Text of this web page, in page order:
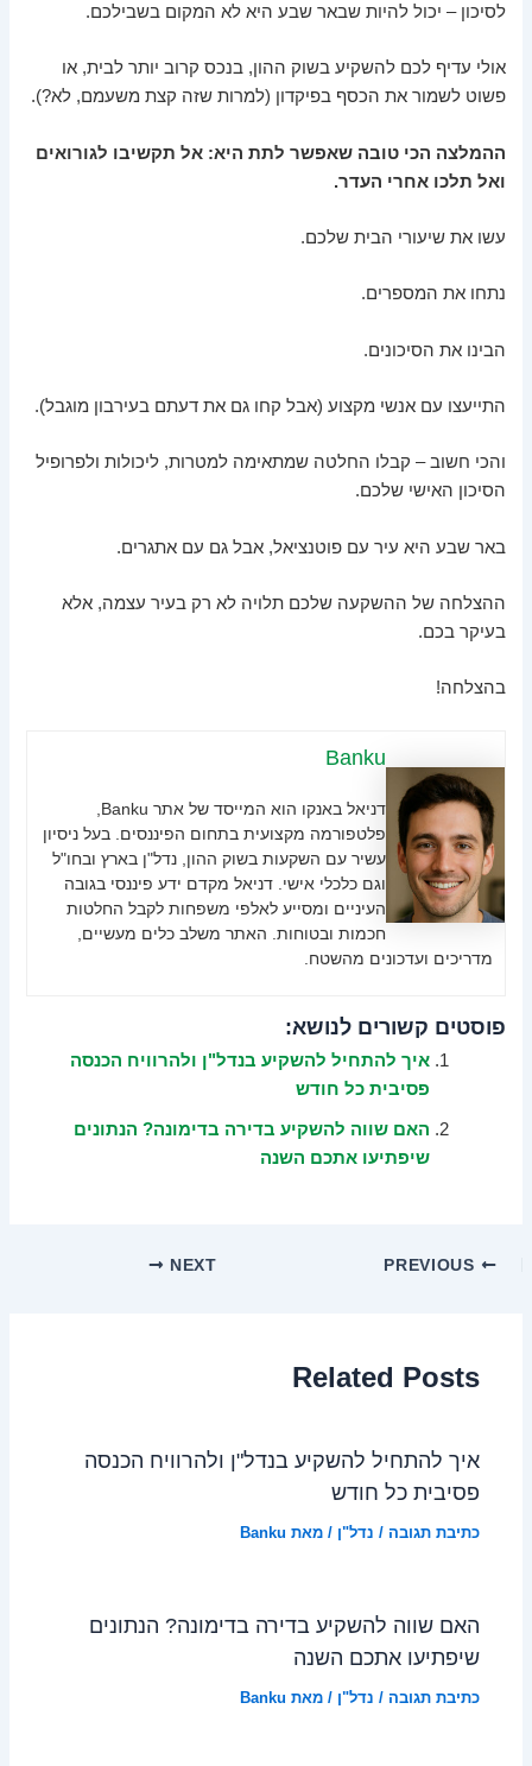
לסיכון – יכול להיות שבאר שבע היא לא המקום בשבילכם.
אולי עדיף לכם להשקיע בשוק ההון, בנכס קרוב יותר לבית, או
פשוט לשמור את הכסף בפיקדון (למרות שזה קצת משעמם, לא?).
ההמלצה הכי טובה שאפשר לתת היא: אל תקשיבו לגורואים
ואל תלכו אחרי העדר.
עשו את שיעורי הבית שלכם.
נתחו את המספרים.
הבינו את הסיכונים.
התייעצו עם אנשי מקצוע (אבל קחו גם את דעתם בעירבון מוגבל).
והכי חשוב – קבלו החלטה שמתאימה למטרות, ליכולות ולפרופיל
הסיכון האישי שלכם.
באר שבע היא עיר עם פוטנציאל, אבל גם עם אתגרים.
ההצלחה של ההשקעה שלכם תלויה לא רק בעיר עצמה, אלא
בעיקר בכם.
בהצלחה!
Banku
פלטפורמה מקצועית בתחום הפיננסים. בעל ניסיון
עשיר עם השקעות בשוק ההון, נדל"ן בארץ ובחו"ל
וגם כלכלי אישי. דניאל מקדם ידע פיננסי בגובה
העיניים ומסייע לאלפי משפחות לקבל החלטות
חכמות ובטוחות. האתר משלב כלים מעשיים,
מדריכים ועדכונים מהשטח.
פוסטים קשורים לנושא:
איך להתחיל להשקיע בנדל"ן ולהרוויח הכנסה
פסיבית כל חודש
האם שווה להשקיע בדירה בדימונה? הנתונים
שיפתיעו אתכם השנה
NEXT
Related Posts
איך להתחיל להשקיע בנדל"ן ולהרוויח הכנסה
פסיבית כל חודש
כתיבת תגובה / נדל"ן / מאת Banku
האם שווה להשקיע בדירה בדימונה? הנתונים
שיפתיעו אתכם השנה
כתיבת תגובה / נדל"ן / מאת Banku